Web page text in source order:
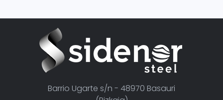
Barrio Ugarte s/n - 48970 Basauri